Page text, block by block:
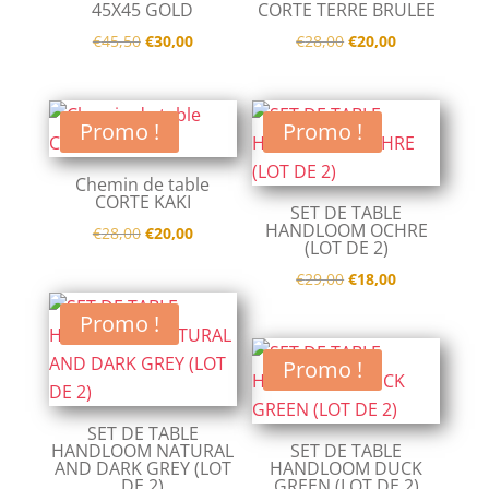
45X45 GOLD
€45,50 Le
initial
était :
€45,50.
€30,00Le
actuel
est :
€30,00.
CORTE TERRE BRULEE
€28,00 Le
initial
était :
€28,00.
€20,00Le
actuel
€20,00.
Promo !
Chemin de table
CORTE KAKI
€28,00 Le
initial
était :
€28,00.
€20,00Le
actuel
€20,00.
Promo !
SET DE TABLE
HANDLOOM OCHRE
(LOT DE 2)
€29,00 Le
initial
était :
€29,00.
€18,00Le
actuel
€18,00.
Promo !
SET DE TABLE
HANDLOOM NATURAL
AND DARK GREY (LOT
Promo !
SET DE TABLE
HANDLOOM DUCK